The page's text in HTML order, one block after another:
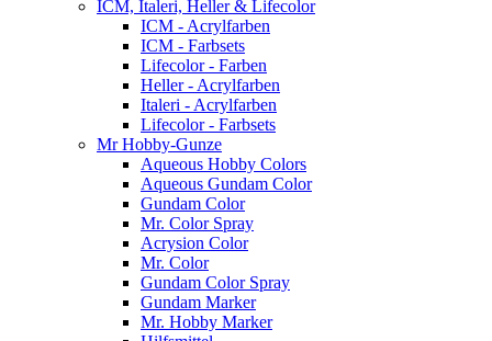
ICM, Italeri, Heller & Lifecolor
ICM - Acrylfarben
ICM - Farbsets
Lifecolor - Farben
Heller - Acrylfarben
Italeri - Acrylfarben
Lifecolor - Farbsets
Mr Hobby-Gunze
Aqueous Hobby Colors
Aqueous Gundam Color
Gundam Color
Mr. Color Spray
Acrysion Color
Mr. Color
Gundam Color Spray
Gundam Marker
Mr. Hobby Marker